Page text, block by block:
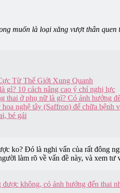
muốn là loại xăng vượt thân
Từ Thế Giới Xung Quanh
gì? 10 cách nâng cao ý chí nghị lực
thai ở phụ nữ là gì? Có ảnh hưởng
nghệ tây (Saffron) để chữa bệnh
bé gái
ko? Đó là nghi vấn của rất đông
làm rõ về vấn đề này, và xem tư
được không, có ảnh hưởng đến thai